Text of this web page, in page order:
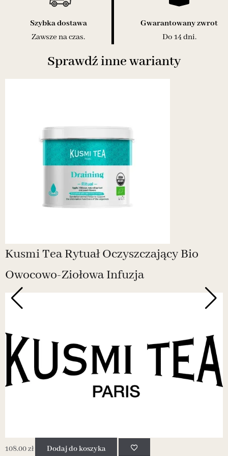
Szybka dostawa
Zawsze na czas.
Gwarantowany zwrot
Do 14 dni.
Sprawdź inne warianty
Kusmi Tea Rytuał Oczyszczający Bio
Owocowo-Ziołowa Infuzja
108.00zł Dodaj do koszyka